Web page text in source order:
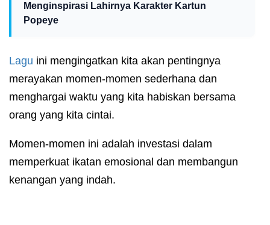
Menginspirasi Lahirnya Karakter Kartun
Popeye
Lagu ini mengingatkan kita akan pentingnya
merayakan momen-momen sederhana dan
menghargai waktu yang kita habiskan bersama
orang yang kita cintai.
Momen-momen ini adalah investasi dalam
memperkuat ikatan emosional dan membangun
kenangan yang indah.